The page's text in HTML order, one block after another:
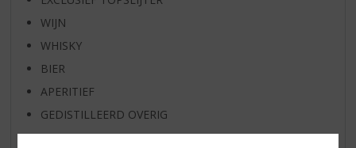
WIJN
WHISKY
BIER
APERITIEF
GEDISTILLEERD OVERIG
SHOTJES